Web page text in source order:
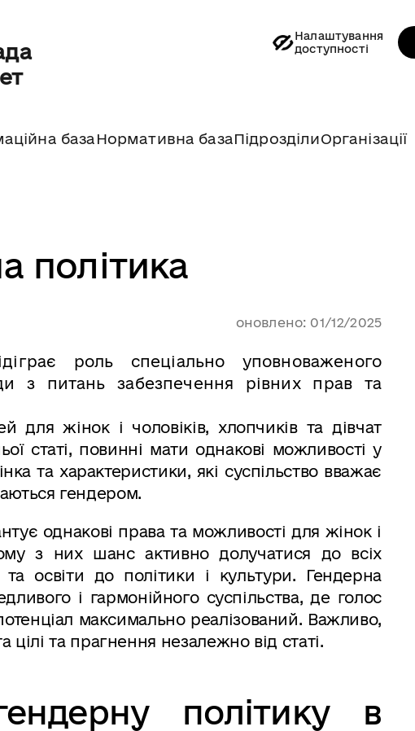
Налаштування
доступності
база Нормативна базаПідрозділиОрганізації
політика
оновлено: 01/12/2025
роль спеціально уповноваженого
з питань забезпечення рівних прав та
для жінок і чоловіків, хлопчиків та дівчат
статі, повинні мати однакові можливості у
та характеристики, які суспільство вважає
гендером.
однакові права та можливості для жінок і
з них шанс активно долучатися до всіх
освіти до політики і культури. Гендерна
і гармонійного суспільства, де голос
максимально реалізований. Важливо,
цілі та прагнення незалежно від статі.
політику в